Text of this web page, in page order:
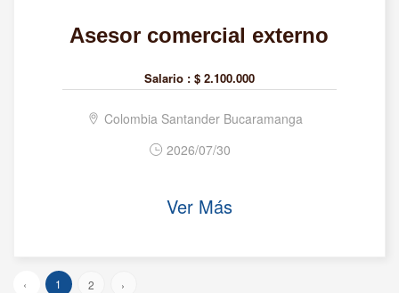
Asesor comercial externo
Salario : $ 2.100.000
Colombia Santander Bucaramanga
2026/07/30
Ver Más
‹ 1 2 ›